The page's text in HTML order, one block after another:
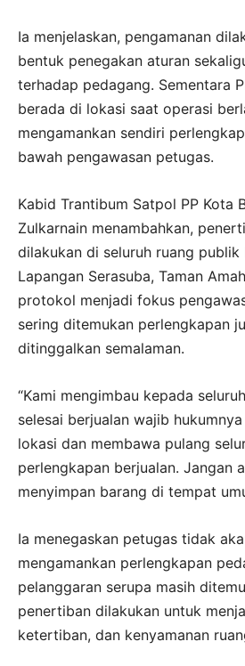
Ia menjelaskan, pengamanan
bentuk penegakan aturan
terhadap pedagang. Sementara
berada di lokasi saat operasi
mengamankan sendiri
bawah pengawasan petugas.
Kabid Trantibum Satpol PP Kota
Zulkarnain menambahkan,
dilakukan di seluruh ruang publik
Lapangan Serasuba, Taman
protokol menjadi fokus
sering ditemukan perlengkapan
ditinggalkan semalaman.
“Kami mengimbau kepada
selesai berjualan wajib
lokasi dan membawa pulang
perlengkapan berjualan. Jangan
menyimpan barang di tempat
Ia menegaskan petugas tidak
mengamankan perlengkapan
pelanggaran serupa masih
penertiban dilakukan untuk
ketertiban, dan kenyamanan